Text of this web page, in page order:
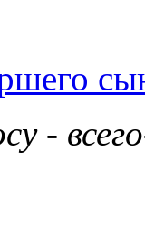
-